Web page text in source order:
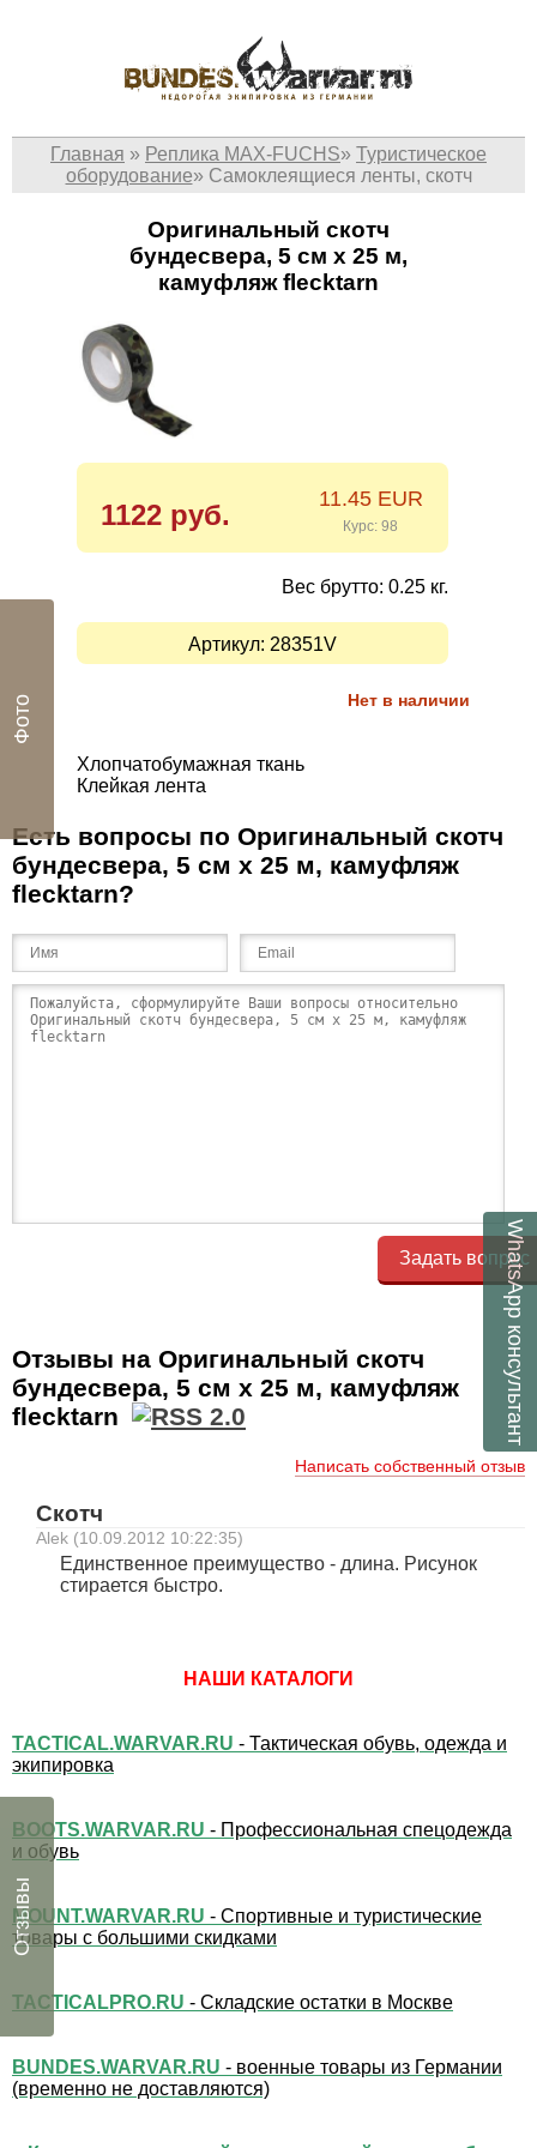
Главная » Реплика MAX-FUCHS» Туристическое
оборудование» Самоклеящиеся ленты, скотч
Оригинальный скотч
бундесвера, 5 см х 25 м,
камуфляж flecktarn
1122 руб. 11.45 EUR
Курс: 98
Вес брутто: 0.25 кг.
Артикул: 28351V
Нет в наличии
Хлопчатобумажная ткань
Клейкая лента
Есть вопросы по Оригинальный скотч
бундесвера, 5 см х 25 м, камуфляж
flecktarn?
Задать вопрос
Отзывы на Оригинальный скотч
бундесвера, 5 см х 25 м, камуфляж
flecktarn
Написать собственный отзыв
Скотч
Alek (10.09.2012 10:22:35)
Единственное преимущество - длина. Рисунок
стирается быстро.
НАШИ КАТАЛОГИ
TACTICAL.WARVAR.RU - Тактическая обувь, одежда и
экипировка
BOOTS.WARVAR.RU - Профессиональная спецодежда
и обувь
MOUNT.WARVAR.RU - Спортивные и туристические
товары с большими скидками
TACTICALPRO.RU - Складские остатки в Москве
BUNDES.WARVAR.RU - военные товары из Германии
(временно не доставляются)
WhatsApp
консультант
Фото
Отзывы